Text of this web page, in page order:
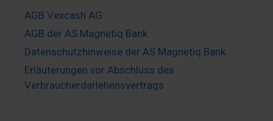
AGB Vexcash AG
AGB der AS Magnetiq Bank
Datenschutzhinweise der AS Magnetiq Bank
Erläuterungen vor Abschluss des
Verbraucherdarlehensvertrags